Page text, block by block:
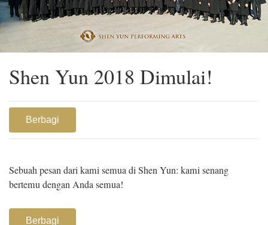
Shen Yun 2018 Dimulai!
Berbagi
Sebuah pesan dari kami semua di Shen Yun: kami senang
bertemu dengan Anda semua!
Berbagi